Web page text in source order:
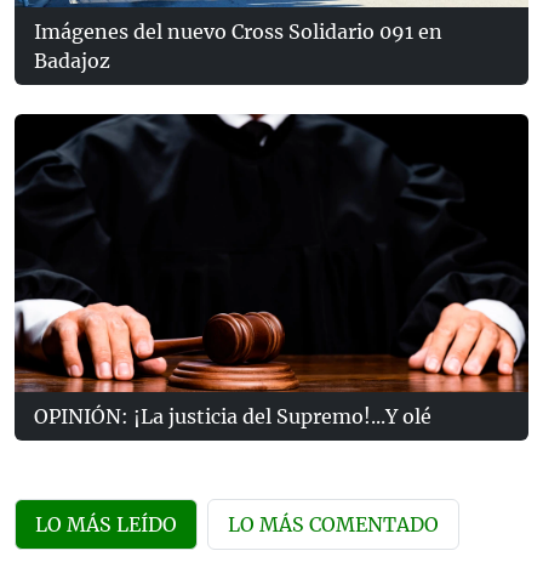
Imágenes del nuevo Cross Solidario 091 en
Badajoz
OPINIÓN: ¡La justicia del Supremo!...Y olé
LO MÁS LEÍDO LO MÁS COMENTADO